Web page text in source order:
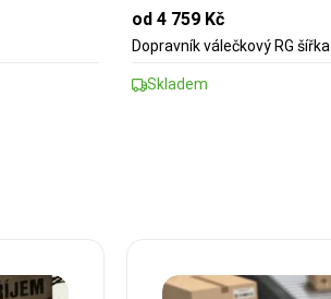
od 4 759 Kč
Dopravník válečkový RG
Skladem